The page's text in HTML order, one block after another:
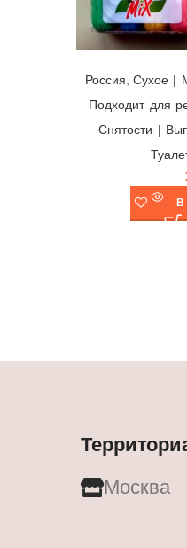
Россия, Cухое |
Подходит для
Снятости |
Москва